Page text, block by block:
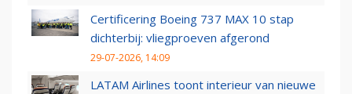
Certificering Boeing 737 MAX 10 stap
dichterbij: vliegproeven afgerond
29-07-2026, 14:09
LATAM Airlines toont interieur van nieuwe